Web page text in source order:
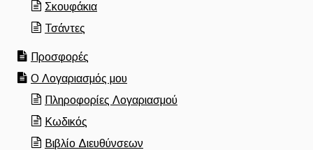
Σκουφάκια
Τσάντες
Προσφορές
Ο Λογαριασμός μου
Πληροφορίες Λογαριασμού
Κωδικός
Βιβλίο Διευθύνσεων